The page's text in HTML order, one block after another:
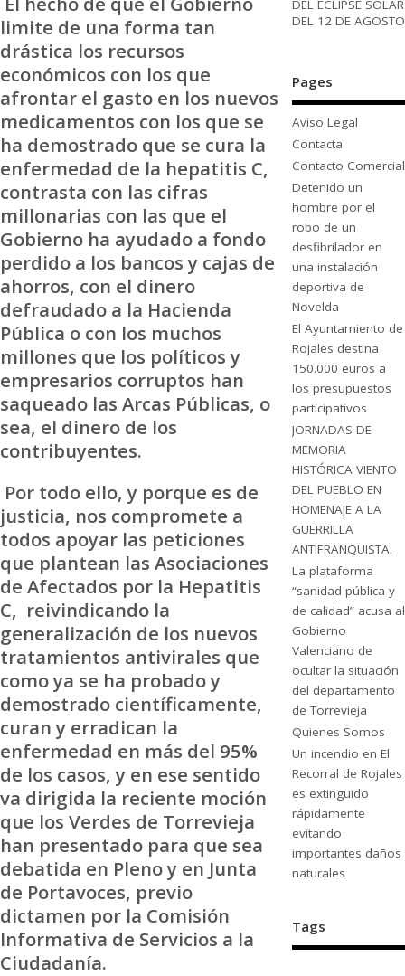
limite de una forma tan
drástica los recursos
económicos con los que
afrontar el gasto en los nuevos
medicamentos con los que se
ha demostrado que se cura la
enfermedad de la hepatitis C,
contrasta con las cifras
millonarias con las que el
Gobierno ha ayudado a fondo
perdido a los bancos y cajas de
ahorros, con el dinero
defraudado a la Hacienda
Pública o con los muchos
millones que los políticos y
empresarios corruptos han
saqueado las Arcas Públicas, o
sea, el dinero de los
contribuyentes.
Por todo ello, y porque es de
justicia, nos compromete a
todos apoyar las peticiones
que plantean las Asociaciones
de Afectados por la Hepatitis
C, reivindicando la
generalización de los nuevos
tratamientos antivirales que
como ya se ha probado y
demostrado científicamente,
curan y erradican la
enfermedad en más del 95%
de los casos, y en ese sentido
va dirigida la reciente moción
que los Verdes de Torrevieja
han presentado para que sea
debatida en Pleno y en Junta
de Portavoces, previo
dictamen por la Comisión
Informativa de Servicios a la
Ciudadanía.
DEL ECLIPSE SOLAR
DEL 12 DE AGOSTO
Pages
Aviso Legal
Contacta
Contacto Comercial
Detenido un
hombre por el
robo de un
desfibrilador en
una instalación
deportiva de
Novelda
El Ayuntamiento de
Rojales destina
150.000 euros a
los presupuestos
participativos
JORNADAS DE
MEMORIA
HISTÓRICA VIENTO
DEL PUEBLO EN
HOMENAJE A LA
GUERRILLA
ANTIFRANQUISTA.
La plataforma
“sanidad pública y
de calidad” acusa al
Gobierno
Valenciano de
ocultar la situación
del departamento
de Torrevieja
Quienes Somos
Un incendio en El
Recorral de Rojales
es extinguido
rápidamente
evitando
importantes daños
naturales
Tags